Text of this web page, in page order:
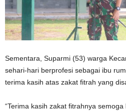
Sementara, Suparmi (53) warga
sehari-hari berprofesi sebagai ibu
terima kasih atas zakat fitrah yang
“Terima kasih zakat fitrahnya